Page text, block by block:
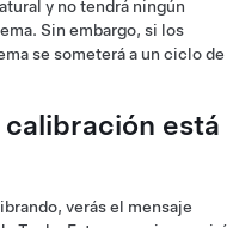
y no tendrá ningún
Sin embargo, si los
se someterá a un ciclo de
está
verás el mensaje